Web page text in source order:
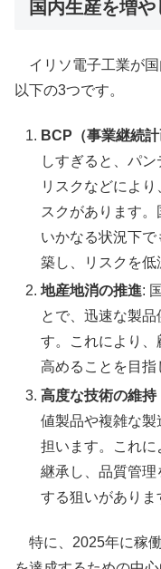
国内生産を増
イリソ電子工業が国
以下の3つです。
BCP（事業継続
しすぎると、パ
リスクなどによ
スクがあります。
いかなる状況下
築し、リスクを低
地産地消の推進:
とで、迅速な製
す。これにより
高めることを目指
高度な技術の維持
値製品や複雑な
担います。これに
継承し、品質管
する狙いがありま
特に、2025年に稼